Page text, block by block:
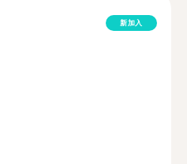
新加入